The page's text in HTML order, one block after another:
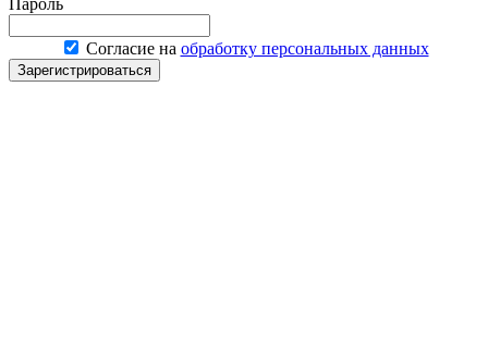
Согласие на обработку персональных данных
Зарегистрироваться